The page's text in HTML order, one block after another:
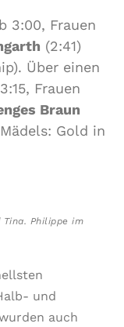
3:00, Frauen
(2:41)
Über einen
Frauen
Braun
Gold in
Philippe im
und
auch